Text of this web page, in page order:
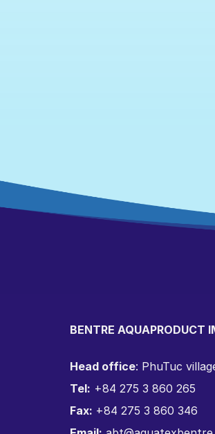
BENTRE AQUAPRODUCT
Head office: PhuTuc
Tel: +84 275 3 860 265
Fax: +84 275 3 860 346